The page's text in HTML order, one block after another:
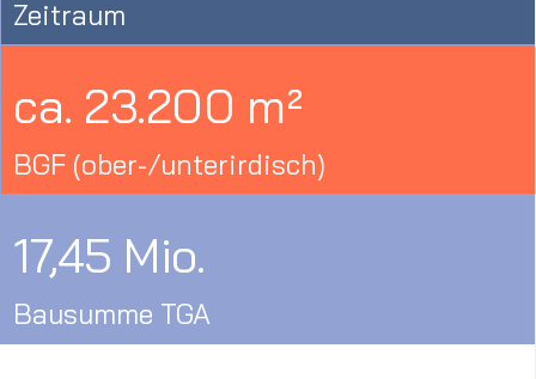
Zeitraum
ca. 23.200 m²
BGF (ober-/unterirdisch)
17,45 Mio.
Bausumme TGA